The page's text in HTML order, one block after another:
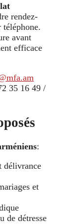
rendez-
téléphone.
avant
efficace
35 16 49 /
:
délivrance
et
de détresse